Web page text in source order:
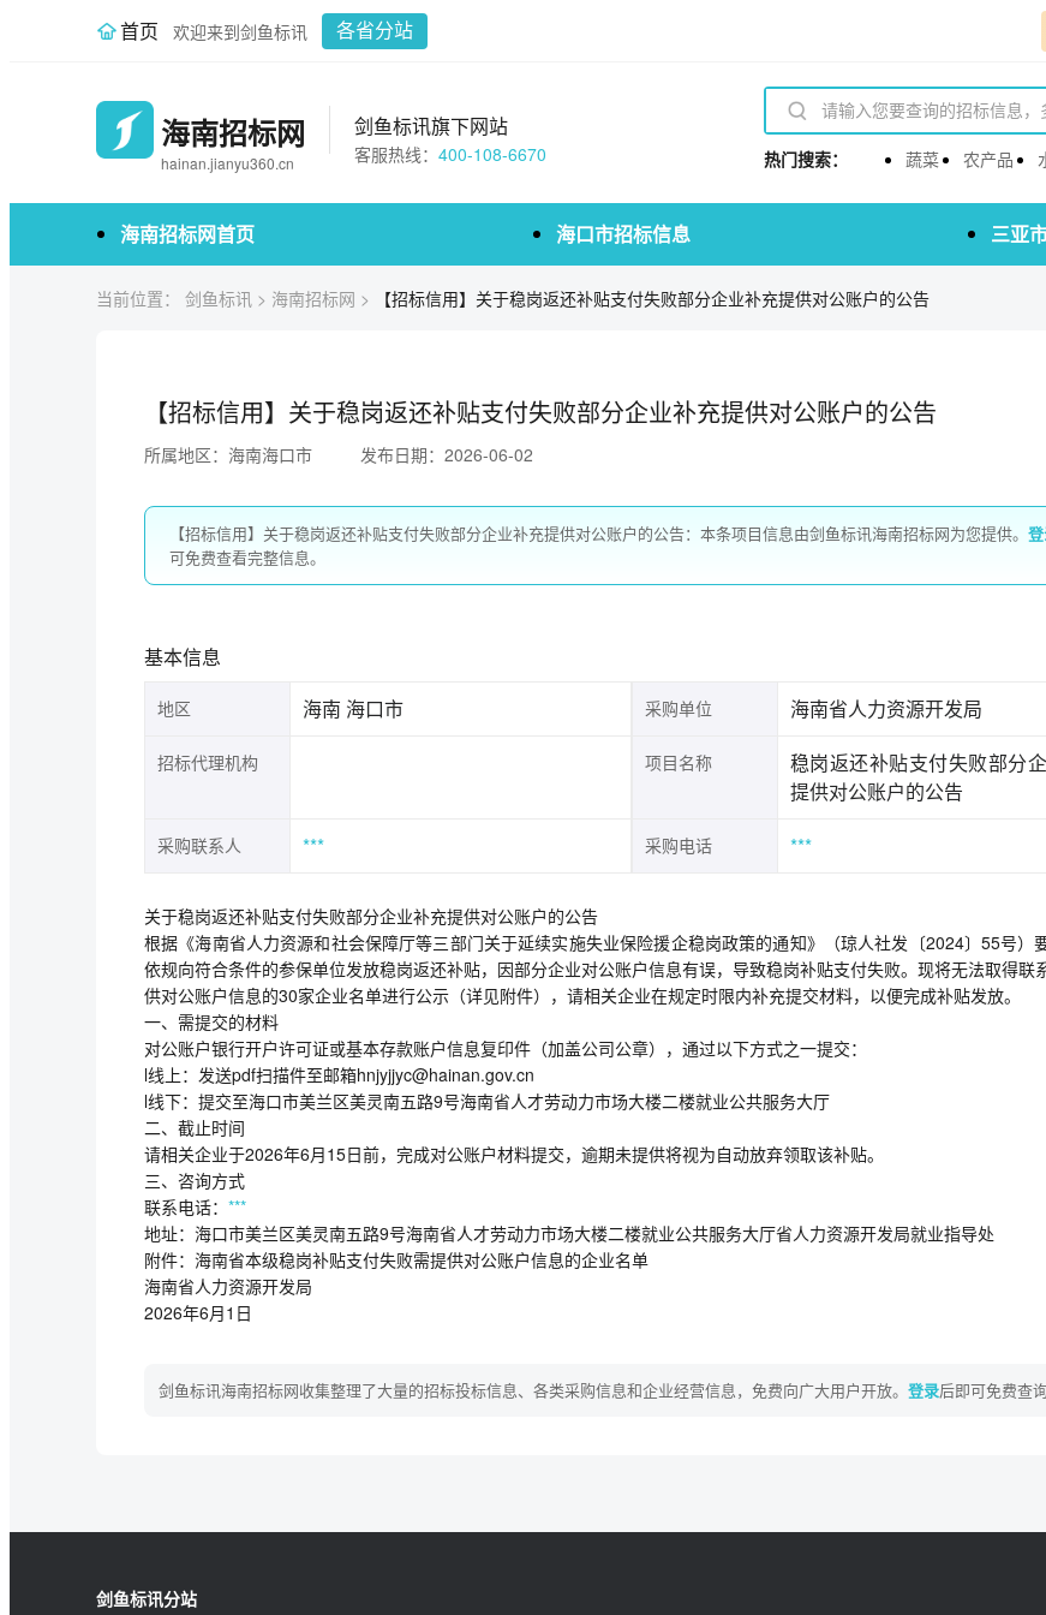
首页 欢迎来到剑鱼标讯 各省分站
海南招标网
hainan.jianyu360.cn
剑鱼标讯旗下网站
客服热线： 400-108-6670 热门搜索： 蔬菜 农产品
海南招标网首页 海口市招标信息 三亚
当前位置： 剑鱼标讯 > 海南招标网 > 【招标信用】关于稳岗返还补贴支付失败部分企业补充提供对公账户的公告
【招标信用】关于稳岗返还补贴支付失败部分企业补充提供对公账户的公告
所属地区：海南海口市 发布日期：2026-06-02
【招标信用】关于稳岗返还补贴支付失败部分企业补充提供对公账户的公告：本条项目信息由剑鱼标讯海南招标网为您提供。
可免费查看完整信息。
基本信息
地区 海南 海口市 采购单位 海南省人力资源开发局
招标代理机构 项目名称
稳岗返还补贴支付失败部分
提供对公账户的公告
采购联系人 *** 采购电话 ***
关于稳岗返还补贴支付失败部分企业补充提供对公账户的公告
根据《海南省人力资源和社会保障厅等三部门关于延续实施失业保险援企稳岗政策的通知》（琼人社发〔2024〕55号）
依规向符合条件的参保单位发放稳岗返还补贴，因部分企业对公账户信息有误，导致稳岗补贴支付失败。现将无法取得联
供对公账户信息的30家企业名单进行公示（详见附件），请相关企业在规定时限内补充提交材料，以便完成补贴发放。
一、需提交的材料
对公账户银行开户许可证或基本存款账户信息复印件（加盖公司公章），通过以下方式之一提交：
l线上：发送pdf扫描件至邮箱hnjyjjyc@hainan.gov.cn
l线下：提交至海口市美兰区美灵南五路9号海南省人才劳动力市场大楼二楼就业公共服务大厅
二、截止时间
请相关企业于2026年6月15日前，完成对公账户材料提交，逾期未提供将视为自动放弃领取该补贴。
三、咨询方式
联系电话： ***
地址：海口市美兰区美灵南五路9号海南省人才劳动力市场大楼二楼就业公共服务大厅省人力资源开发局就业指导处
附件：海南省本级稳岗补贴支付失败需提供对公账户信息的企业名单
海南省人力资源开发局
2026年6月1日
剑鱼标讯海南招标网收集整理了大量的招标投标信息、各类采购信息和企业经营信息，免费向广大用户开放。 登录后即可免费查询
剑鱼标讯分站